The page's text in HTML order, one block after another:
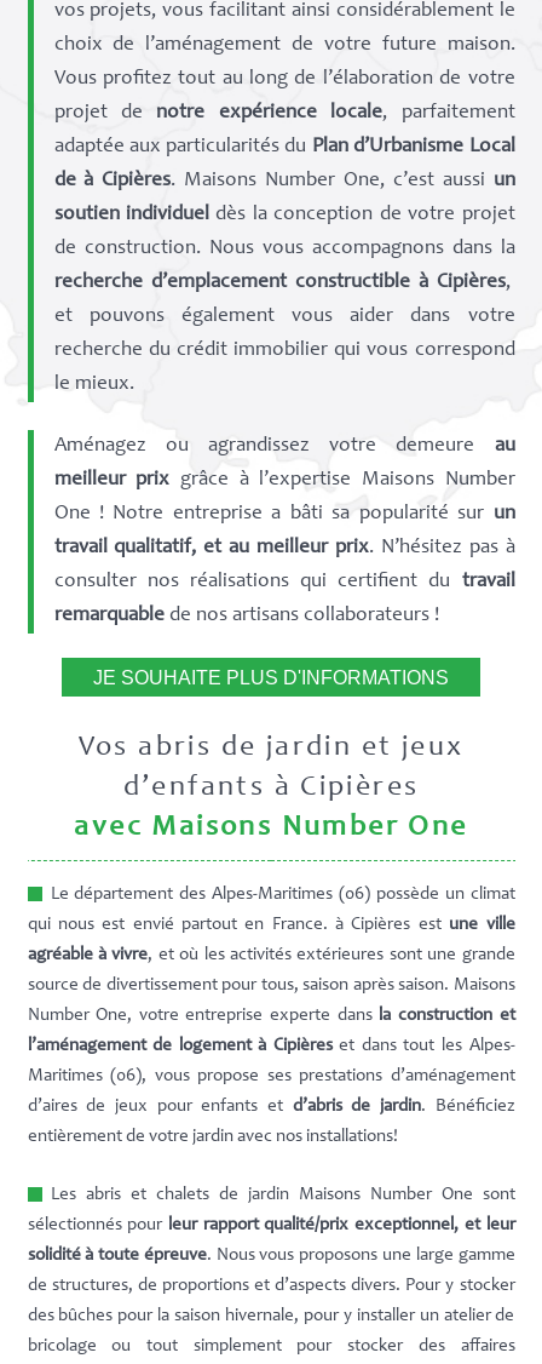
vos projets, vous facilitant ainsi considérablement le
choix de l’aménagement de votre future maison.
Vous profitez tout au long de l’élaboration de votre
projet de notre expérience locale, parfaitement
adaptée aux particularités du Plan d’Urbanisme Local
de à Cipières. Maisons Number One, c’est aussi un
soutien individueldès la conception de votre projet
de construction. Nous vous accompagnons dans la
recherche d’emplacement constructible à Cipières,
et pouvons également vous aider dans votre
recherche du crédit immobilier qui vous correspond
le mieux.
Aménagez ou agrandissez votre demeure au
meilleur prix grâce à l’expertise Maisons Number
One ! Notre entreprise a bâti sa popularité sur un
travail qualitatif, et au meilleur prix. N’hésitez pas à
consulter nos réalisations qui certifient du travail
remarquable de nos artisans collaborateurs !
JE SOUHAITE PLUS D'INFORMATIONS
Vos abris de jardin et jeux
d’enfants à Cipières
avec Maisons Number One
Le département des Alpes-Maritimes (06) possède un climat
qui nous est envié partout en France. à Cipières est une ville
agréable à vivre, et où les activités extérieures sont une grande
source de divertissement pour tous, saison après saison. Maisons
Number One, votre entreprise experte dansla construction et
l’aménagement de logement à Cipièreset dans tout les Alpes-
Maritimes (06), vous propose ses prestations d’aménagement
d’aires de jeux pour enfants et d’abris de jardin. Bénéficiez
entièrement de votre jardin avec nos installations!
Les abris et chalets de jardin Maisons Number One sont
sélectionnés pour leur rapport qualité/prix exceptionnel, et leur
solidité à toute épreuve. Nous vous proposons une large gamme
de structures, de proportions et d’aspects divers. Pour y stocker
des bûches pour la saison hivernale, pour y installer un atelier de
bricolage ou tout simplement pour stocker des affaires